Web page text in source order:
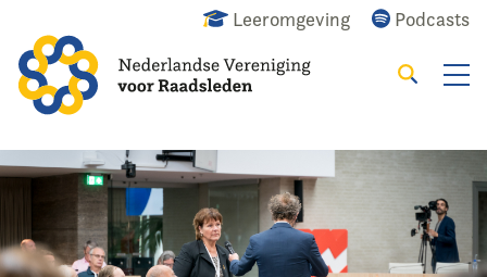
Leeromgeving Podcasts
Alles Nieuws Agenda Raadslid
Zoeken